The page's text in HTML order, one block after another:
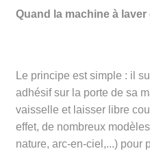
Quand la machine à
Le principe est simple : il
adhésif sur la porte de sa
vaisselle et laisser libre
effet, de nombreux
nature, arc-en-ciel,...) pour